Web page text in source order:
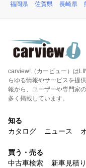
福岡県
佐賀県 長崎県
carview!（カービュー）は
らゆる情報やサービスを提
報から、ユーザーや専門家
多く掲載しています。
知る
カタログ
ニュース
買う・売る
中古車検索
新車見積り